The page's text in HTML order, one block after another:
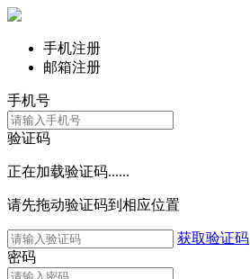
手机注册
邮箱注册
手机号
验证码
正在加载验证码......
请先拖动验证码到相应位置
获取验证码
密码